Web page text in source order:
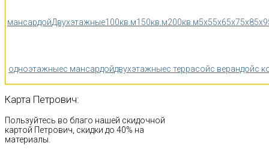
мансардойДвухэтажные100кв.м150кв.м200кв.м5x55x65x75x85x9
одноэтажныес мансардойдвухэтажныес террасойс верандойс
Карта Петрович:
Пользуйтесь во благо нашей скидочной
картой Петрович, скидки до 40% на
материалы.